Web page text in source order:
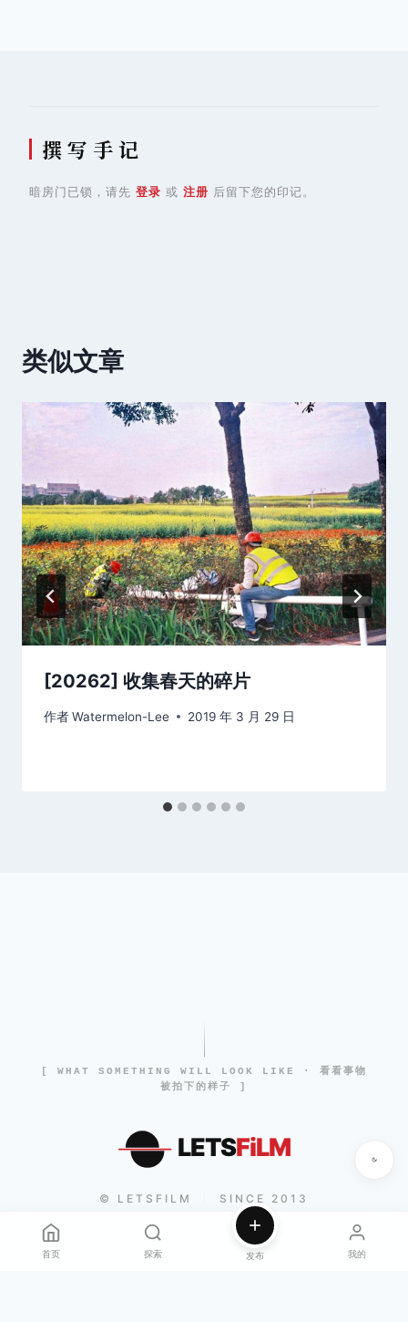
撰 写 手 记
暗房门已锁，请先 登录 或 注册 后留下您的印记。
类似文章
[20262] 收集春天的碎片
作者Watermelon-Lee 2019 年 3 月 29 日
[ WHAT SOMETHING WILL LOOK LIKE · 看看事物
被拍下的样子 ]
LETSFiLM
© LETSFILM SINCE 2013
首页 探索 发布 我的